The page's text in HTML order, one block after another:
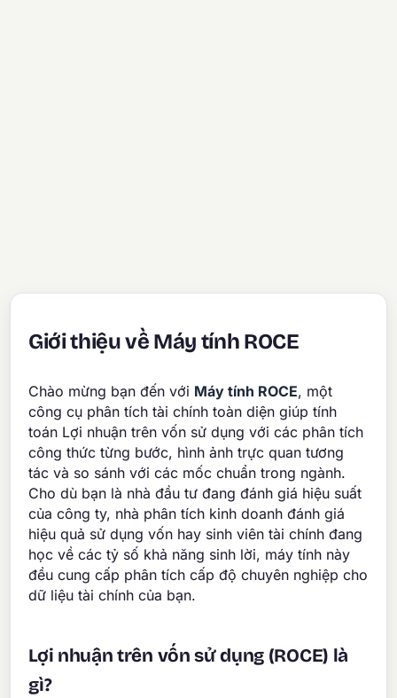
Giới thiệu về Máy tính ROCE
Chào mừng bạn đến với Máy tính ROCE, một
công cụ phân tích tài chính toàn diện giúp tính
toán Lợi nhuận trên vốn sử dụng với các phân tích
công thức từng bước, hình ảnh trực quan tương
tác và so sánh với các mốc chuẩn trong ngành.
Cho dù bạn là nhà đầu tư đang đánh giá hiệu suất
của công ty, nhà phân tích kinh doanh đánh giá
hiệu quả sử dụng vốn hay sinh viên tài chính đang
học về các tỷ số khả năng sinh lời, máy tính này
đều cung cấp phân tích cấp độ chuyên nghiệp cho
dữ liệu tài chính của bạn.
Lợi nhuận trên vốn sử dụng (ROCE) là
gì?